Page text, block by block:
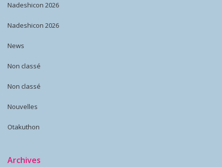
Nadeshicon 2026
Nadeshicon 2026
News
Non classé
Non classé
Nouvelles
Otakuthon
Archives